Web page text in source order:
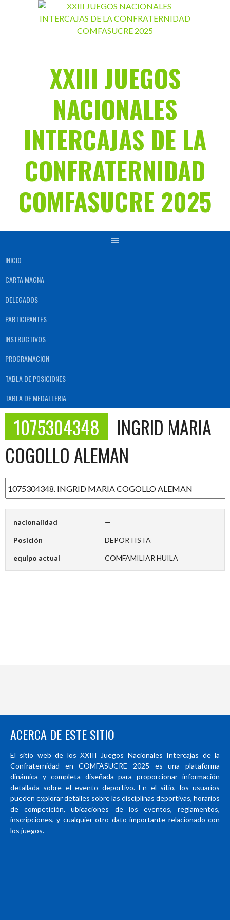
XXIII JUEGOS
NACIONALES
INTERCAJAS DE LA
CONFRATERNIDAD
COMFASUCRE 2025
INICIO
CARTA MAGNA
DELEGADOS
PARTICIPANTES
INSTRUCTIVOS
PROGRAMACION
TABLA DE POSICIONES
TABLA DE MEDALLERIA
1075304348
INGRID MARIA
COGOLLO ALEMAN
nacionalidad —
Posición DEPORTISTA
equipo actual COMFAMILIAR HUILA
ACERCA DE ESTE SITIO
El sitio web de los XXIII Juegos Nacionales Intercajas de la
Confraternidad en COMFASUCRE 2025 es una plataforma
dinámica y completa diseñada para proporcionar información
detallada sobre el evento deportivo. En el sitio, los usuarios
pueden explorar detalles sobre las disciplinas deportivas, horarios
de competición, ubicaciones de los eventos, reglamentos,
inscripciones, y cualquier otro dato importante relacionado con
los juegos.